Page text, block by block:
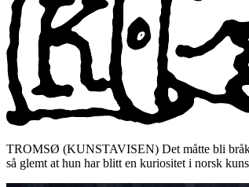
TROMSØ (KUNSTAVISEN) Det måtte bli bråk
så glemt at hun har blitt en kuriositet i norsk